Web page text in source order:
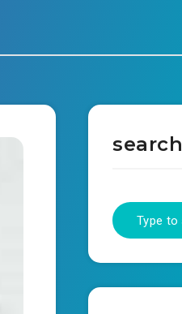
search